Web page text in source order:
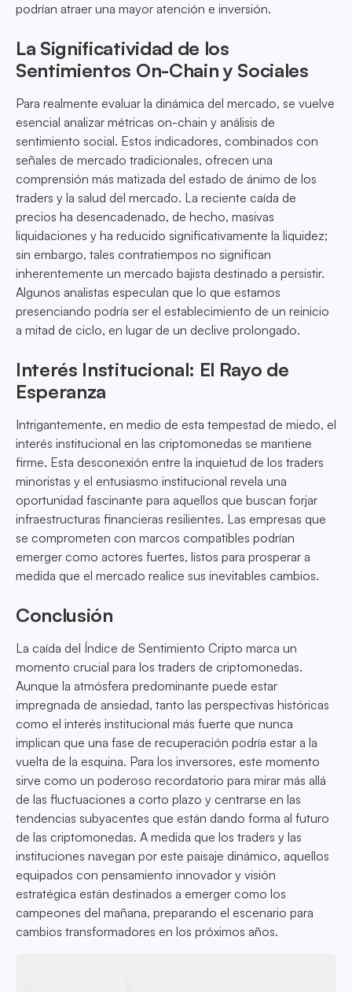
podrían atraer una mayor atención e inversión.
La Significatividad de los
Sentimientos On-Chain y Sociales
Para realmente evaluar la dinámica del mercado, se vuelve
esencial analizar métricas on-chain y análisis de
sentimiento social. Estos indicadores, combinados con
señales de mercado tradicionales, ofrecen una
comprensión más matizada del estado de ánimo de los
traders y la salud del mercado. La reciente caída de
precios ha desencadenado, de hecho, masivas
liquidaciones y ha reducido significativamente la liquidez;
sin embargo, tales contratiempos no significan
inherentemente un mercado bajista destinado a persistir.
Algunos analistas especulan que lo que estamos
presenciando podría ser el establecimiento de un reinicio
a mitad de ciclo, en lugar de un declive prolongado.
Interés Institucional: El Rayo de
Esperanza
Intrigantemente, en medio de esta tempestad de miedo, el
interés institucional en las criptomonedas se mantiene
firme. Esta desconexión entre la inquietud de los traders
minoristas y el entusiasmo institucional revela una
oportunidad fascinante para aquellos que buscan forjar
infraestructuras financieras resilientes. Las empresas que
se comprometen con marcos compatibles podrían
emerger como actores fuertes, listos para prosperar a
medida que el mercado realice sus inevitables cambios.
Conclusión
La caída del Índice de Sentimiento Cripto marca un
momento crucial para los traders de criptomonedas.
Aunque la atmósfera predominante puede estar
impregnada de ansiedad, tanto las perspectivas históricas
como el interés institucional más fuerte que nunca
implican que una fase de recuperación podría estar a la
vuelta de la esquina. Para los inversores, este momento
sirve como un poderoso recordatorio para mirar más allá
de las fluctuaciones a corto plazo y centrarse en las
tendencias subyacentes que están dando forma al futuro
de las criptomonedas. A medida que los traders y las
instituciones navegan por este paisaje dinámico, aquellos
equipados con pensamiento innovador y visión
estratégica están destinados a emerger como los
campeones del mañana, preparando el escenario para
cambios transformadores en los próximos años.